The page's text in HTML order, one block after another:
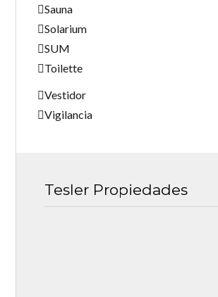
Sauna
Solarium
SUM
Toilette
Vestidor
Vigilancia
Tesler Propiedades